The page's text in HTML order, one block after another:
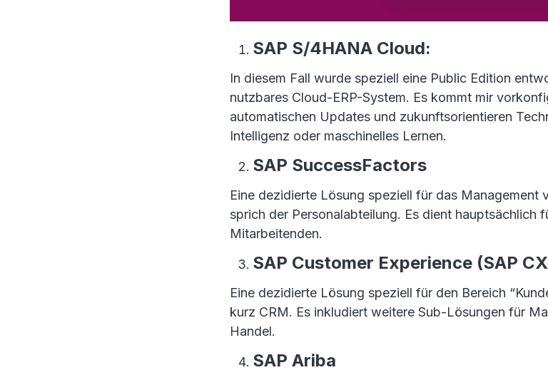
SAP S/4HANA Cloud:
In diesem Fall wurde speziell eine Public Edition
nutzbares Cloud-ERP-System. Es kommt mir
automatischen Updates und zukunftsorientieren
Intelligenz oder maschinelles Lernen.
SAP SuccessFactors
Eine dezidierte Lösung speziell für das Management
sprich der Personalabteilung. Es dient hauptsächlich
Mitarbeitenden.
SAP Customer Experience (SAP
Eine dezidierte Lösung speziell für den Bereich
kurz CRM. Es inkludiert weitere Sub-Lösungen für
Handel.
SAP Ariba